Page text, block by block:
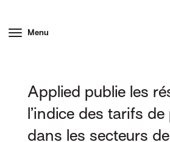
Menu
Applied publie les
l’indice des tarifs
dans les secteurs